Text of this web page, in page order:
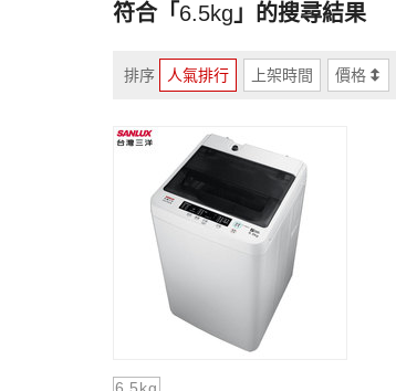
符合「 6.5kg 」的搜尋結果
排序 人氣排行 上架時間 價格